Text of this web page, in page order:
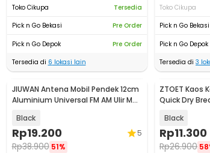
Toko Cikupa
Tersedia
Pick n Go Bekasi
Pre Order
Pick n Go Depok
Pre Order
Tersedia di 6 lokasi lain
Toko Cikupa
Pick n Go Bekasi
Pick n Go Depok
Tersedia di 3
JIUWAN Antena Mobil Pendek 12cm
Aluminium Universal FM AM Ulir M5
Black
Rp19.200
Rp38.900 51%
5
ZTOET Kaos
Quick Dry
Black
Rp11.300
Rp26.900